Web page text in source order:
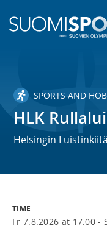
SPORTS AND
HLK
Helsingin
TIME
Fr 7.8.2026 at 17:00 -